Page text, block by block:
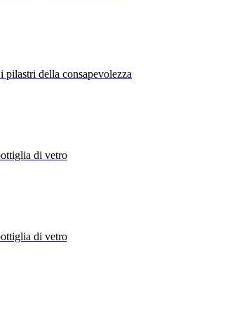
della consapevolezza
di vetro
di vetro